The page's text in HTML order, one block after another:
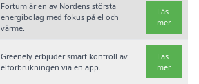
Fortum är en av Nordens största
energibolag med fokus på el och
värme.
Läs
mer
Greenely erbjuder smart kontroll av
elförbrukningen via en app.
Läs
mer